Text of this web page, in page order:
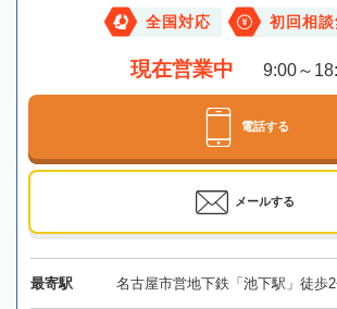
全国対応 初回相
現在営業中 9:00～
電話する
メールする
最寄駅 名古屋市営地下鉄「池下駅」徒歩